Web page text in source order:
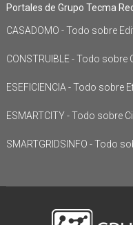
Portales de Grupo Tecma
CASADOMO - Todo sobre
CONSTRUIBLE - Todo
ESEFICIENCIA - Todo sobre
ESMARTCITY - Todo sobre
SMARTGRIDSINFO - Todo